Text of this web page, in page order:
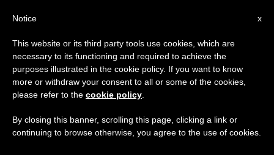
DÍA
Abril 28th, 2008
ÚLTIMAS NOTICIAS
×
Aviso importante
Del 27 de julio al 7 de agosto haremos la pausa
anual, aprovechando que en el periodo de verano
se generan menos informaciones y también el
x
Notice
This website or its third party tools use cookies, which are
necessary to its functioning and required to achieve the
purposes illustrated in the cookie policy. If you want to know
more or withdraw your consent to all or some of the cookies,
please refer to the cookie policy
By closing this banner, scrolling this page, clicking a link or
continuing to browse otherwise, you agree to the use of cookies.